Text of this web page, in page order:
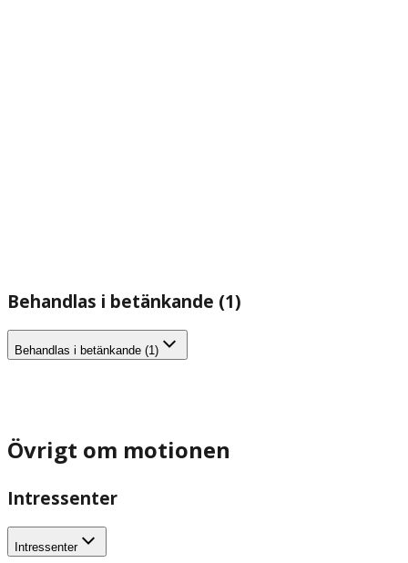
Behandlas i betänkande (1)
Behandlas i betänkande (1)
Övrigt om motionen
Intressenter
Intressenter